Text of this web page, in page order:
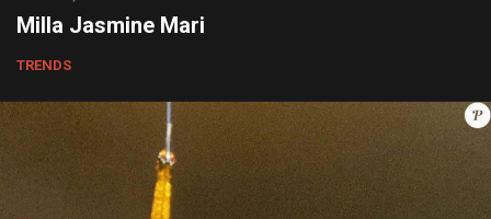
Milla Jasmine Mari
TRENDS